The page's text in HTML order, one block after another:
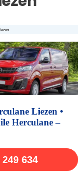
Liezen •
Herculane –
634